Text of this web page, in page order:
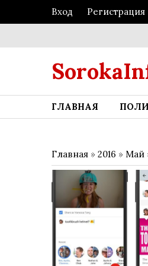
Вход Регистрация
ГЛАВНАЯ
Главная » 2016 » Май